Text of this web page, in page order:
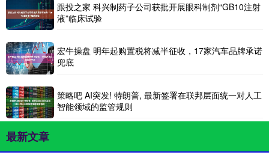
跟投之家 科兴制药子公司获批开展眼科制剂“GB10注射
液”临床试验
宏牛操盘 明年起购置税将减半征收，17家汽车品牌承诺
兜底
策略吧 AI突发! 特朗普, 最新签署在联邦层面统一对人工
智能领域的监管规则
最新文章